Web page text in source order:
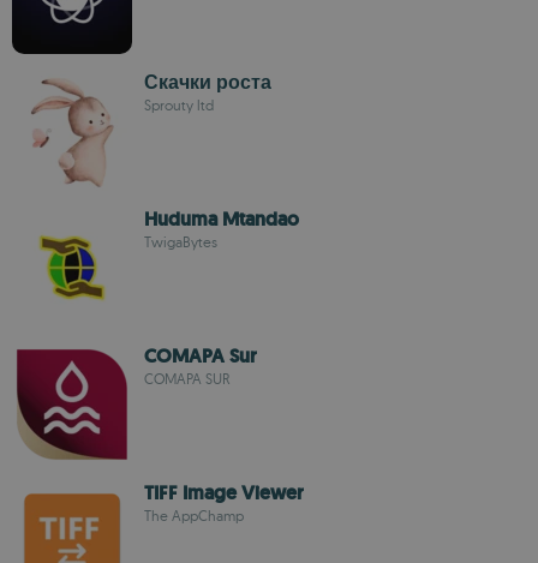
Скачки роста
Sprouty ltd
Huduma Mtandao
TwigaBytes
COMAPA Sur
COMAPA SUR
TIFF Image Viewer
The AppChamp